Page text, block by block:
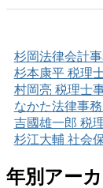
杉岡法律会計
杉本康平 税理
村岡亮 税理士
なかた法律事
吉國雄一郎 税
杉江大輔 社会
年別アー